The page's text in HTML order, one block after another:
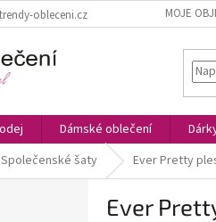
obleceni.cz MOJE
Dámské oblečení
Společenské šaty Ever Pretty
Ever